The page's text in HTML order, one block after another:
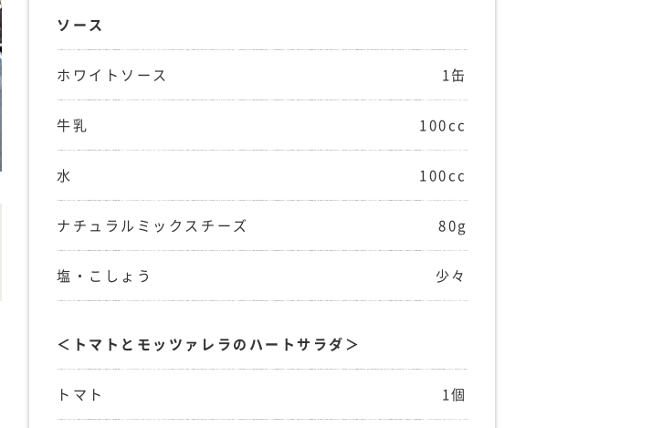
ソース
ホワイトソース 1缶
牛乳 100cc
水 100cc
ナチュラルミックスチーズ 80g
塩・こしょう 少々
＜トマトとモッツァレラのハートサラダ＞
トマト 1個